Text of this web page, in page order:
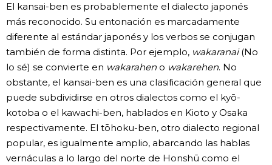
El kansai-ben es probablemente el dialecto japonés
más reconocido. Su entonación es marcadamente
diferente al estándar japonés y los verbos se conjugan
también de forma distinta. Por ejemplo, wakaranai(No
lo sé) se convierte en wakaraheno wakarehen. No
obstante, el kansai-ben es una clasificación general que
puede subdividirse en otros dialectos como el kyō-
kotoba o el kawachi-ben, hablados en Kioto y Osaka
respectivamente. El tōhoku-ben, otro dialecto regional
popular, es igualmente amplio, abarcando las hablas
vernáculas a lo largo del norte de Honshū como el